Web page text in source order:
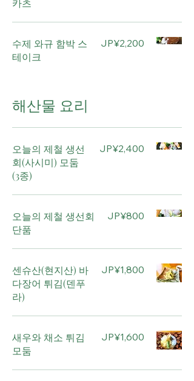
카츠
수제 와규 함박 스
테이크
JP¥2,200
해산물 요리
오늘의 제철 생선
회(사시미) 모둠
(3종)
JP¥2,400
오늘의 제철 생선회
단품
JP¥800
센슈산(현지산) 바
다장어 튀김(덴푸
라)
JP¥1,800
새우와 채소 튀김
모둠
JP¥1,600